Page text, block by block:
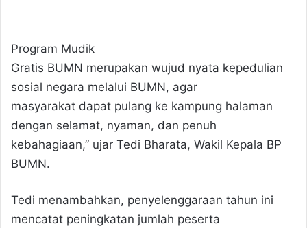
Program Mudik
Gratis BUMN merupakan wujud nyata kepedulian
sosial negara melalui BUMN, agar
masyarakat dapat pulang ke kampung halaman
dengan selamat, nyaman, dan penuh
kebahagiaan,” ujar Tedi Bharata, Wakil Kepala BP
BUMN.
Tedi menambahkan, penyelenggaraan tahun ini
mencatat peningkatan jumlah peserta